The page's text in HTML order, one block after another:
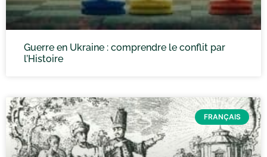
Guerre en Ukraine : comprendre le conflit par
l’Histoire
FRANÇAIS